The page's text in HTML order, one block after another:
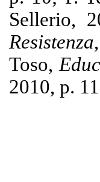
Sellerio,
Resistenza
Toso,
2010, p.